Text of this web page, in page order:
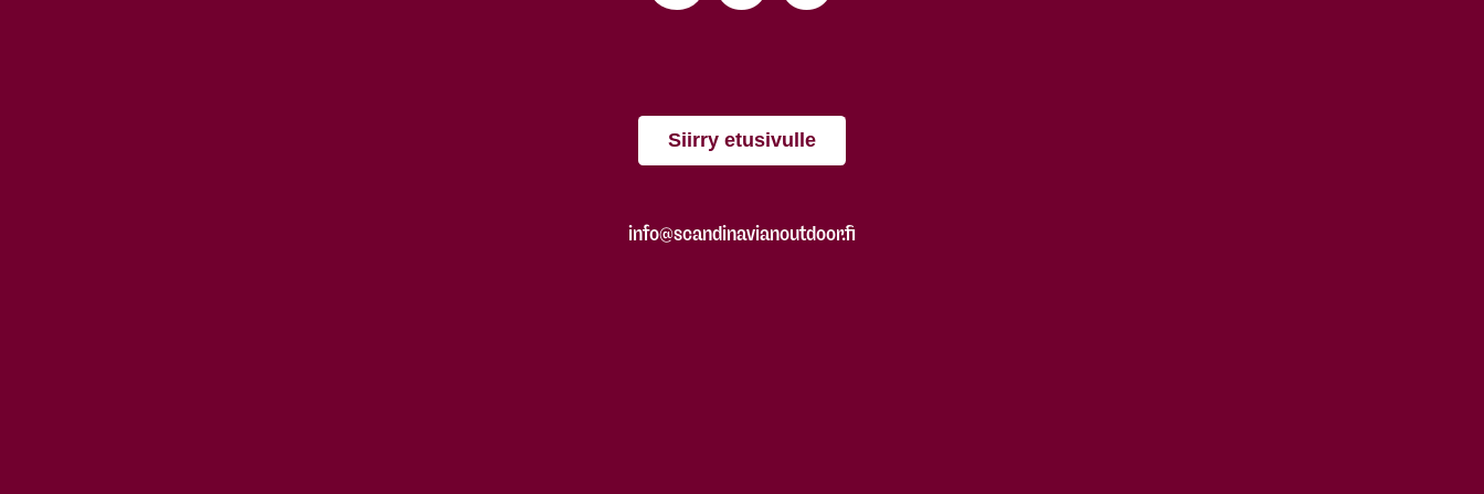
Siirry etusivulle
info@scandinavianoutdoor.fi